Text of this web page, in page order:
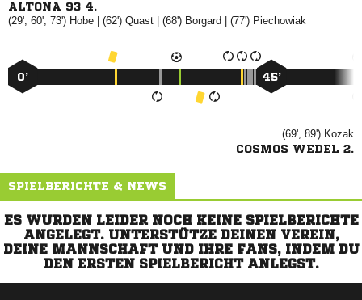
ALTONA 93 4.
(29', 60', 73')  | (62')  | (68')  | (77') 
0’ 45’
(69', 89') 
COSMOS WEDEL 2.
SPIELBERICHTE & NEWS
ES WURDEN LEIDER NOCH KEINE SPIELBERICHTE
ANGELEGT. UNTERSTÜTZE DEINEN VEREIN,
DEINE MANNSCHAFT UND IHRE FANS, INDEM DU
DEN ERSTEN SPIELBERICHT ANLEGST.